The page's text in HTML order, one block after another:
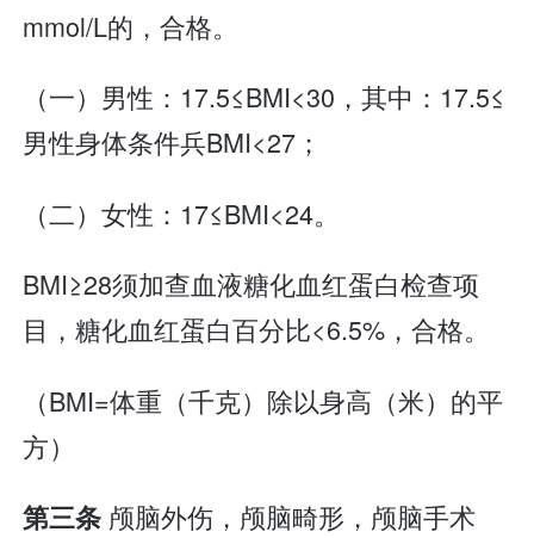
mmol/L的，合格。
（一）男性：17.5≤BMI<30，其中：17.5≤
男性身体条件兵BMI<27；
（二）女性：17≤BMI<24。
BMI≥28须加查血液糖化血红蛋白检查项
目，糖化血红蛋白百分比<6.5%，合格。
（BMI=体重（千克）除以身高（米）的平
方）
第三条 颅脑外伤，颅脑畸形，颅脑手术